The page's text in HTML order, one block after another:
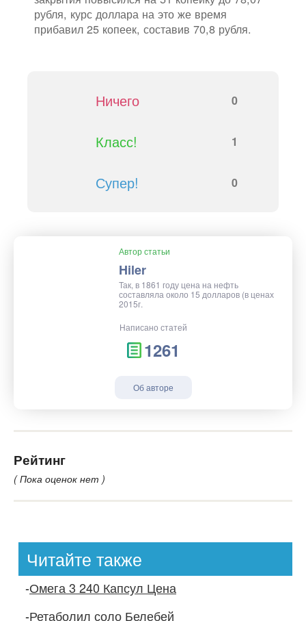
рубля, курс доллара на это же время
прибавил 25 копеек, составив 70,8 рубля.
Ничего 0
Класс! 1
Супер! 0
Автор статьи
Hiler
Так, в 1861 году цена на нефть
составляла около 15 долларов (в ценах
2015г.
Написано статей
1261
Об авторе
Рейтинг
( Пока оценок нет )
Читайте также
-Омега 3 240 Капсул Цена
-Ретаболил соло Белебей